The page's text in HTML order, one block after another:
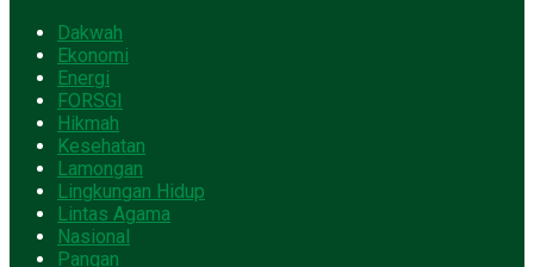
Dakwah
Ekonomi
Energi
FORSGI
Hikmah
Kesehatan
Lamongan
Lingkungan Hidup
Lintas Agama
Nasional
Pangan